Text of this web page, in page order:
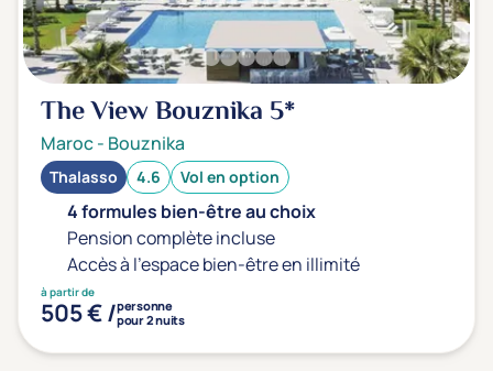
The View Bouznika 5*
Maroc- Bouznika
Thalasso 4.6 Vol en option
4 formules bien-être au choix
Pension complète incluse
Accès à l'espace bien-être en illimité
à partir de
505 € /personne
pour 2 nuits